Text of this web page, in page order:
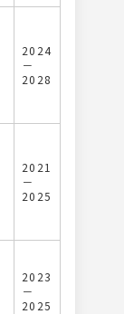
2024
－
2028
2021
－
2025
2023
－
2025